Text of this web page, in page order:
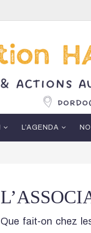
L’AGENDA
Que fait-on chez